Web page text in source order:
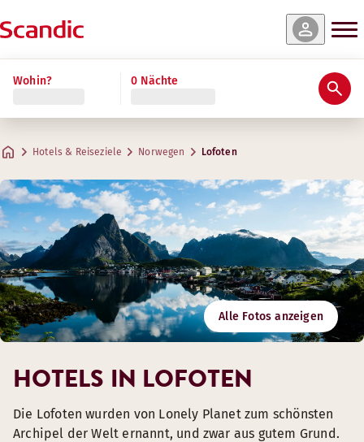
Wohin? 0 Nächte
Hotels & Reiseziele Norwegen Lofoten
Alle Fotos anzeigen
HOTELS IN LOFOTEN
Die Lofoten wurden von Lonely Planet zum schönsten
Archipel der Welt ernannt, und zwar aus gutem Grund.